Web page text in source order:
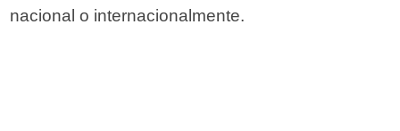
nacional o internacionalmente.